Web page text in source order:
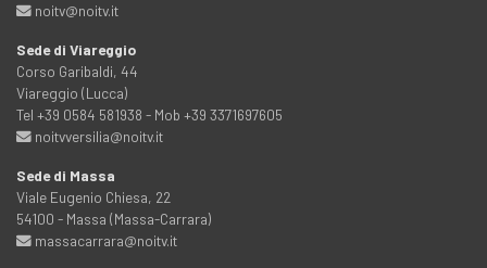
noitv@noitv.it
Sede di Viareggio
Corso Garibaldi, 44
Viareggio (Lucca)
Tel +39 0584 581938 - Mob +39 3371697605
noitvversilia@noitv.it
Sede di Massa
Viale Eugenio Chiesa, 22
54100 - Massa (Massa-Carrara)
massacarrara@noitv.it